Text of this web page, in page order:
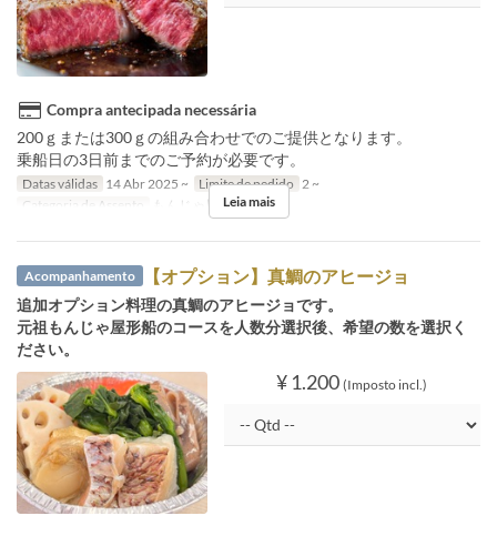
Compra antecipada necessária
200ｇまたは300ｇの組み合わせでのご提供となります。
乗船日の3日前までのご予約が必要です。
Datas válidas 14 Abr 2025 ~ Limite de pedido 2 ~
Categoria de Assento
もんじゃ屋形船Leia mais
Acompanhamento 【オプション】真鯛のアヒージョ
追加オプション料理の真鯛のアヒージョです。
元祖もんじゃ屋形船のコースを人数分選択後、希望の数を選択く
ださい。
¥ 1.200 (Imposto incl.)